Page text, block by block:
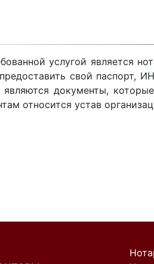
услугой является
свой паспорт,
являются документы,
относится устав